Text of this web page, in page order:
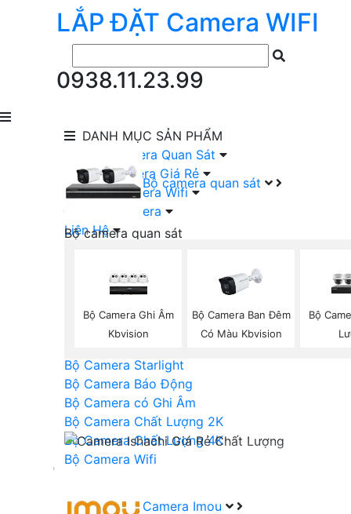
LẮP ĐẶT Camera WIFI
0938.11.23.99
DANH MỤC SẢN PHẨM
Bộ camera quan sát
Bộ camera quan sát
Camera KBVISION Trọn Bộ
Camera DAHUA Trọn Bộ
Camera giá Rẻ Trọn Bộ
Bộ Camera Nên Dùng
Bộ Camera Starlight
Bộ Camera Báo Động
Bộ Camera có Ghi Âm
Bộ Camera Chất Lượng 2K
Bộ Camera Chất Lượng 4K
Bộ Camera Wifi
Camera Imou
lắp Đặt Camera Quan Sát
Lắp Bộ Camera Giá Rẻ
Lắp Đặt Camera Wifi
Đầu Ghi Camera
Liên Hệ
Bộ Camera Ghi Âm
Kbvision
Bộ Camera Ban Đêm
Có Màu Kbvision
Bộ
'